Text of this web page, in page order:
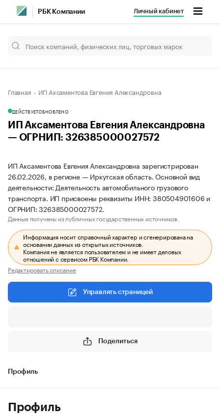
РБК Компании Личный кабинет
Главная ИП Аксаментова Евгения Александровна
ДЕЙСТВУЕТОБНОВЛЕНО
ИП Аксаментова Евгения Александровна
— ОГРНИП: 326385000027572
ИП Аксаментова Евгения Александровна зарегистрирован
26.02.2026, в регионе — Иркутская область. Основной вид
деятельности: Деятельность автомобильного грузового
транспорта. ИП присвоены реквизиты ИНН: 380504901606 и
ОГРНИП: 326385000027572.
Данные получены из публичных государственных источников.
Информация носит справочный характер и сгенерирована на
основании данных из открытых источников.
Компания не является пользователем и не имеет деловых
отношений с сервисом РБК Компании.
Редактировать описание
Управлять страницей
Поделиться
Профиль
Профиль